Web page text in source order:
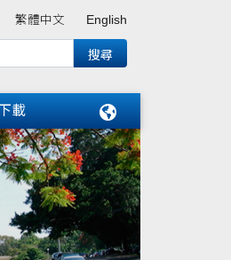
繁體中文 English
載